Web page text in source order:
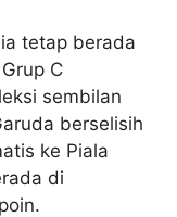
tetap berada
C
sembilan
berselisih
ke Piala
di